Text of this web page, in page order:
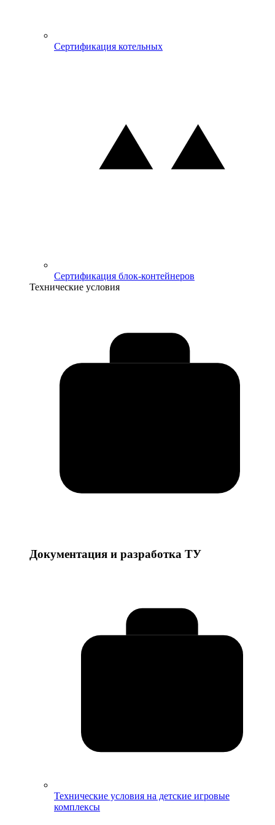
Сертификация котельных
Сертификация блок-контейнеров
Технические условия
Документация и разработка ТУ
Технические условия на детские игровые
комплексы